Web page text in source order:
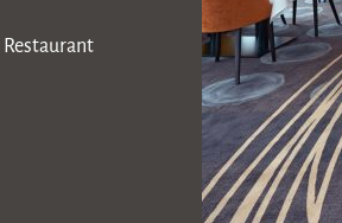
Restaurant